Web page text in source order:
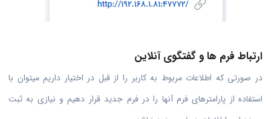
ارتباط فرم ها و گفتگوی آنلاین
در صورتی که اطلاعات مربوط به کاربر را از قبل در اختیار داریم میتوان با
استفاده از پارامترهای فرم آنها را در فرم جدید قرار دهیم و نیازی به ثبت